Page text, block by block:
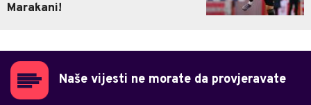
Marakani!
Naše vijesti ne morate da provjeravate